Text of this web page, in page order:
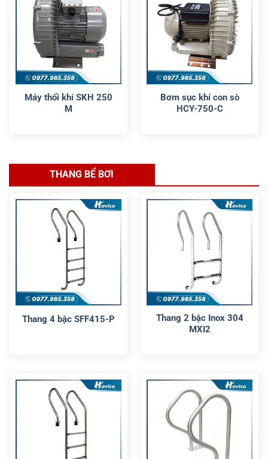
Máy thổi khí SKH 250
M
Bơm sục khí con sò
HCY-750-C
THANG BỂ BƠI
Thang 4 bậc SFF415-P
Thang 2 bậc Inox 304
MXI2